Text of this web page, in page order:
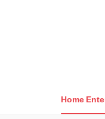
Home